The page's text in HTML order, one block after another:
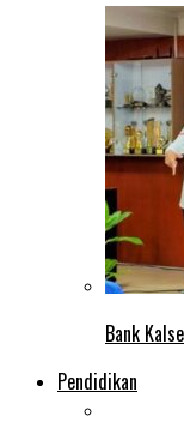
Bank
Pendidikan